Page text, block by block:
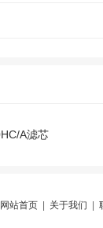
A滤芯
网站首页 关于我们